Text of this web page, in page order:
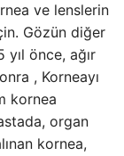
ve lenslerin
Gözün diğer
yıl önce, ağır
, Korneayı
kornea
organ
kornea,